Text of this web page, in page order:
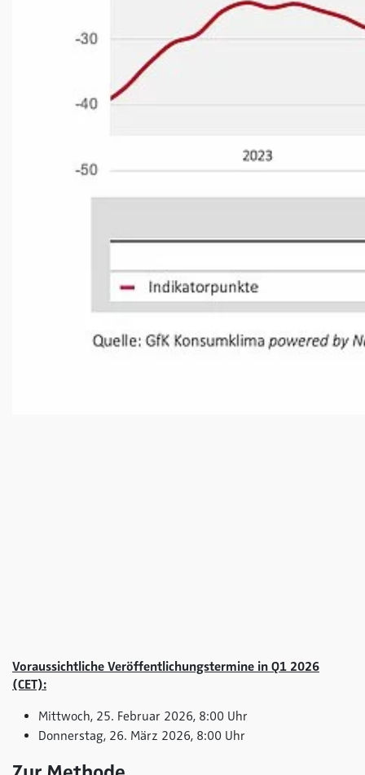
Voraussichtliche Veröffentlichungstermine in Q1 2026
(CET):
Mittwoch, 25. Februar 2026, 8:00 Uhr
Donnerstag, 26. März 2026, 8:00 Uhr